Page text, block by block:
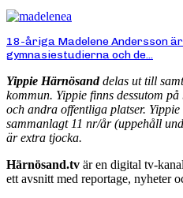
18-åriga Madelene Andersson
gymnasiestudierna och de...
Yippie Härnösanddelas ut till
kommun. Yippie finns dessutom
och andra offentliga platser.
sammanlagt 11 nr/år (uppehåll
är extra tjocka.
Härnösand.tv är en digital tv-
ett avsnitt med reportage, nyheter